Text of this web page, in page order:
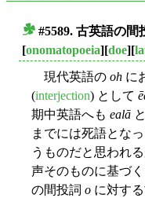
#5589. 古英語の間
[onomatopoeia][doe][
現代英語の oh に
(interjection) として
期中英語へも ealā
までには死語とな
うものだと思われ
声そのものに基づ
の間投詞 o に対す